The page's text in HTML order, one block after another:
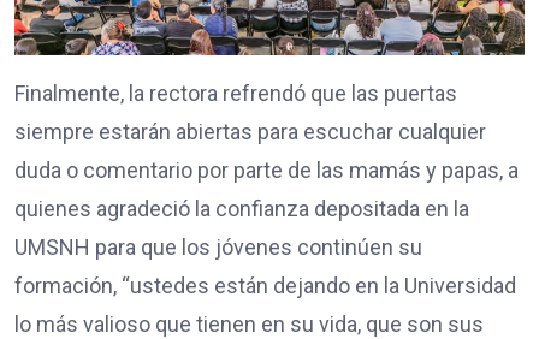
Finalmente, la rectora refrendó que las puertas
siempre estarán abiertas para escuchar cualquier
duda o comentario por parte de las mamás y papas, a
quienes agradeció la confianza depositada en la
UMSNH para que los jóvenes continúen su
formación, “ustedes están dejando en la Universidad
lo más valioso que tienen en su vida, que son sus